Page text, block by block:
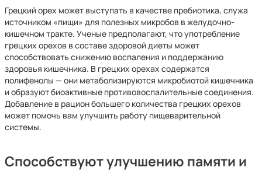
Грецкий орех может выступать в качестве пребиотика, служа
источником «пищи» для полезных микробов в желудочно-
кишечном тракте. Ученые предполагают, что употребление
грецких орехов в составе здоровой диеты может
способствовать снижению воспаления и поддержанию
здоровья кишечника. В грецких орехах содержатся
полифенолы — они метаболизируются микробиотой кишечника
и образуют биоактивные противовоспалительные соединения.
Добавление в рацион большего количества грецких орехов
может помочь вам улучшить работу пищеварительной
системы.
Способствуют улучшению памяти и